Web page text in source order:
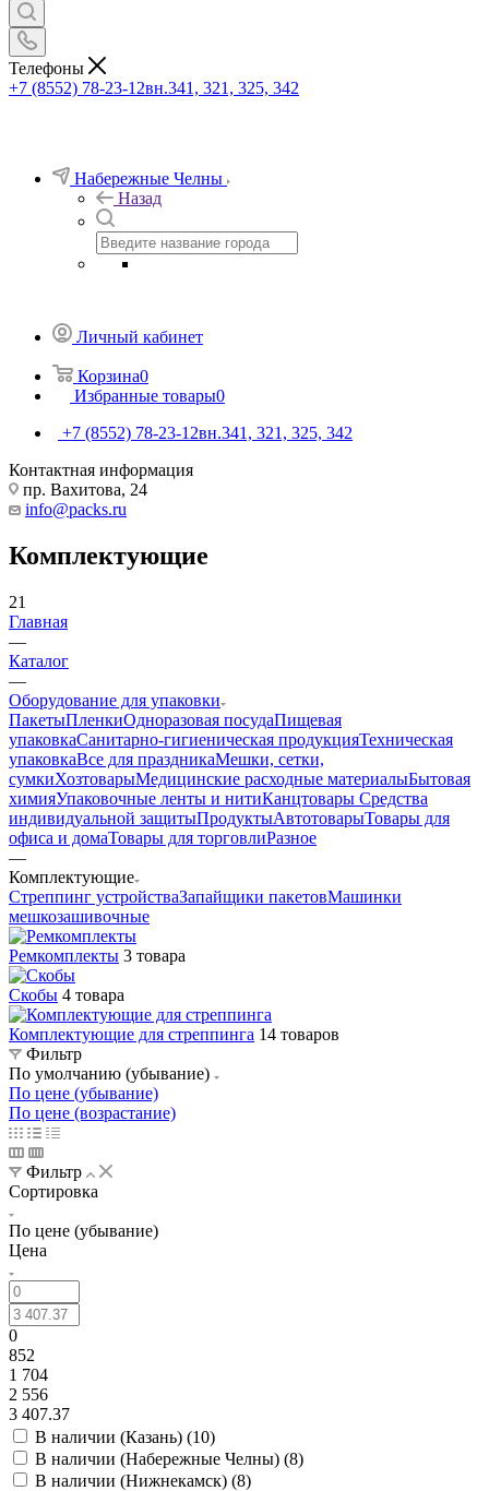
Телефоны
+7 (8552) 78-23-12вн.341, 321, 325, 342
Набережные Челны
Назад
Личный кабинет
Корзина0
Избранные товары0
+7 (8552) 78-23-12вн.341, 321, 325, 342
Контактная информация
пр. Вахитова, 24
info@packs.ru
Комплектующие
21
Главная
—
Каталог
—
Оборудование для упаковки
ПакетыПленкиОдноразовая посудаПищевая
упаковкаСанитарно-гигиеническая продукцияТехническая
упаковкаВсе для праздникаМешки, сетки,
сумкиХозтоварыМедицинские расходные материалыБытовая
химияУпаковочные ленты и нитиКанцтовары Средства
индивидуальной защитыПродуктыАвтотоварыТовары для
офиса и домаТовары для торговлиРазное
—
Комплектующие
Стреппинг устройстваЗапайщики пакетовМашинки
мешкозашивочные
Ремкомплекты 3 товара
Скобы 4 товара
Комплектующие для стреппинга 14 товаров
Фильтр
По умолчанию (убывание)
По цене (убывание)
По цене (возрастание)
Фильтр
Сортировка
По цене (убывание)
Цена
0
852
1 704
2 556
3 407.37
В наличии (Казань) (10)
В наличии (Набережные Челны) (8)
В наличии (Нижнекамск) (8)